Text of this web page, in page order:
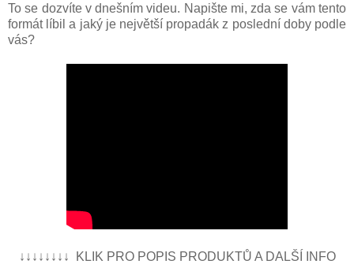
To se dozvíte v dnešním videu. Napište mi, zda se vám tento
formát líbil a jaký je největší propadák z poslední doby podle
vás?
↓↓↓↓↓↓↓↓ KLIK PRO POPIS PRODUKTŮ A DALŠÍ INFO